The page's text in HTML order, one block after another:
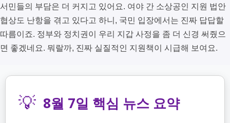
서민들의 부담은 더 커지고 있어요. 여야 간 소상공인 지원 법안
협상도 난항을 겪고 있다고 하니, 국민 입장에서는 진짜 답답할
따름이죠. 정부와 정치권이 우리 지갑 사정을 좀 더 신경 써줬으
면 좋겠네요. 뭐랄까, 진짜 실질적인 지원책이 시급해 보여요.
💡 8월 7일 핵심 뉴스 요약